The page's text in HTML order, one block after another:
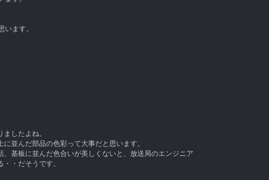
ます。
したよね。
並んだ部品の色彩って大事だと思います。
基板に並んだ色合いが美しくないと、放送局のエンジニア
・だそうです。